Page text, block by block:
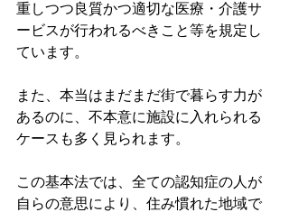
重しつつ良質かつ適切な医療・介護サ
ービスが行われるべきこと等を規定し
ています。
また、本当はまだまだ街で暮らす力が
あるのに、不本意に施設に入れられる
ケースも多く見られます。
この基本法では、全ての認知症の人が
自らの意思により、住み慣れた地域で